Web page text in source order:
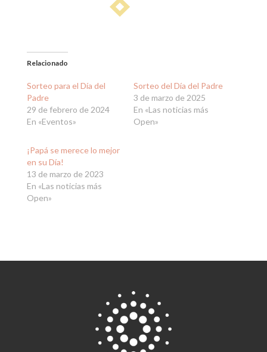
Relacionado
Sorteo para el Día del
Padre
29 de febrero de 2024
En «Eventos»
Sorteo del Día del Padre
3 de marzo de 2025
En «Las noticias más
Open»
¡Papá se merece lo mejor
en su Día!
13 de marzo de 2023
En «Las noticias más
Open»